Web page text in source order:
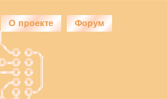
О проекте Форум